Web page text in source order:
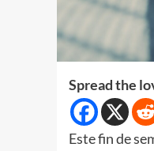
Spread the
Este fin de